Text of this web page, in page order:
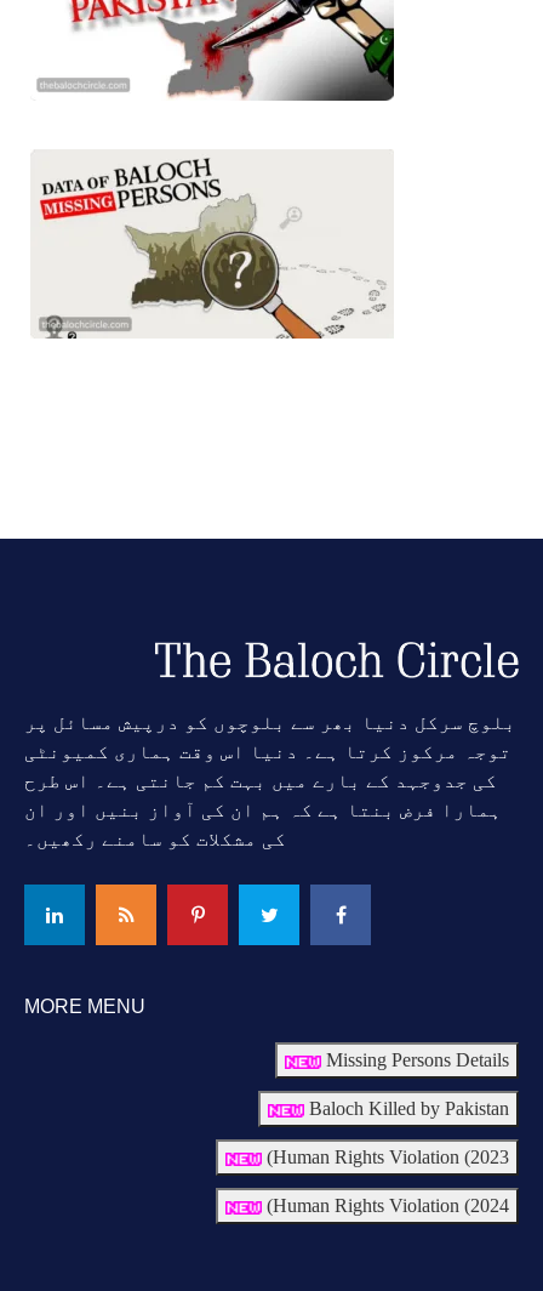
بلوچ سرکل دنیا بھر سے بلوچوں کو درپیش مسائل پر
توجہ مرکوز کرتا ہے۔ دنیا اس وقت ہماری کمیونٹی
کی جدوجہد کے بارے میں بہت کم جانتی ہے۔ اس طرح
ہمارا فرض بنتا ہے کہ ہم ان کی آواز بنیں اور ان
کی مشکلات کو سامنے رکھیں۔
MORE MENU
Missing Persons Details
Baloch Killed by Pakistan
Human Rights Violation (2023)
Human Rights Violation (2024)